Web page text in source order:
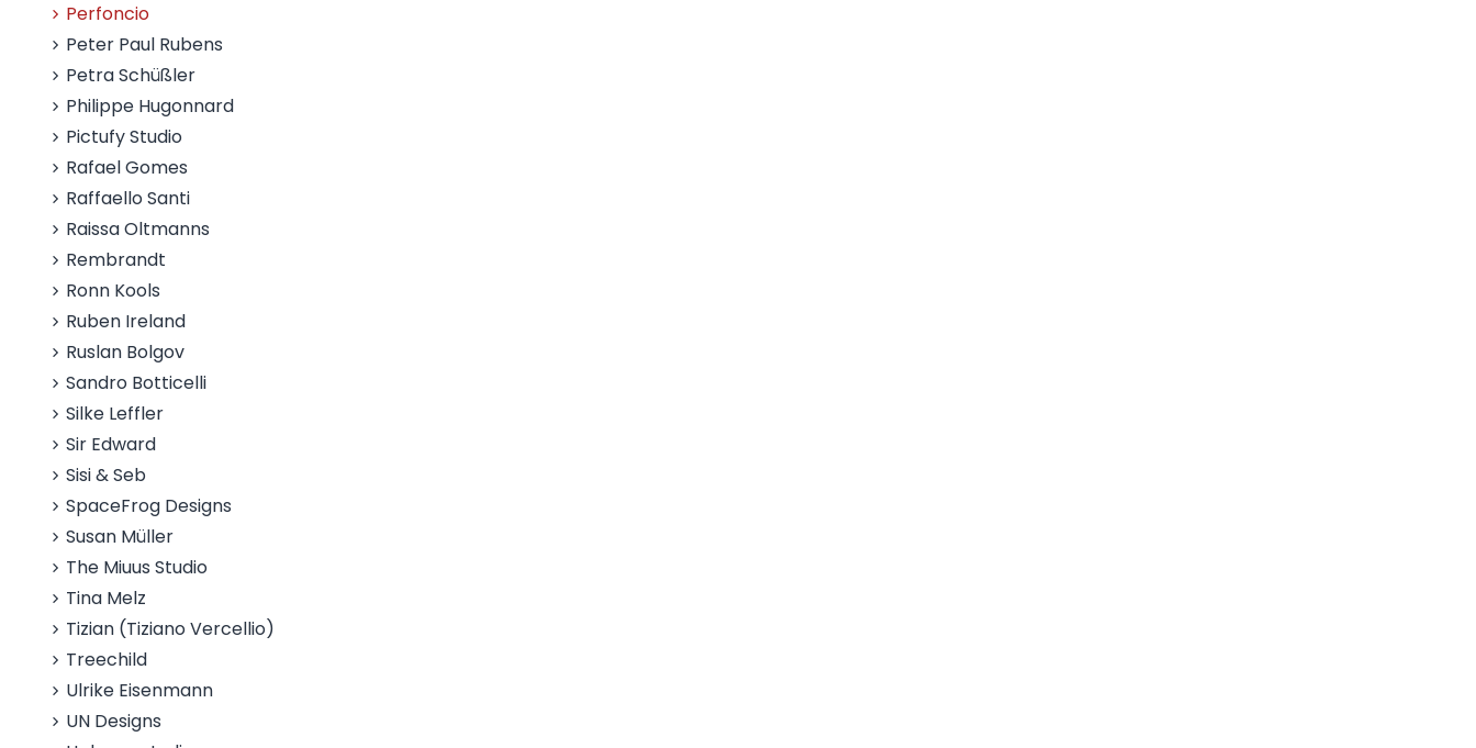
Perfoncio
Peter Paul Rubens
Petra Schüßler
Philippe Hugonnard
Pictufy Studio
Rafael Gomes
Raffaello Santi
Raissa Oltmanns
Rembrandt
Ronn Kools
Ruben Ireland
Ruslan Bolgov
Sandro Botticelli
Silke Leffler
Sir Edward
Sisi & Seb
SpaceFrog Designs
Susan Müller
The Miuus Studio
Tina Melz
Tizian (Tiziano Vercellio)
Treechild
Ulrike Eisenmann
UN Designs